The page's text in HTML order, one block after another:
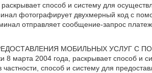
способ и систему для
фотографирует двухмерный код с
отправляет сообщение-запрос
ПРЕДОСТАВЛЕНИЯ МОБИЛЬНЫХ УСЛУГ С
8 марта 2004 года, раскрывает способ и
способ и систему для